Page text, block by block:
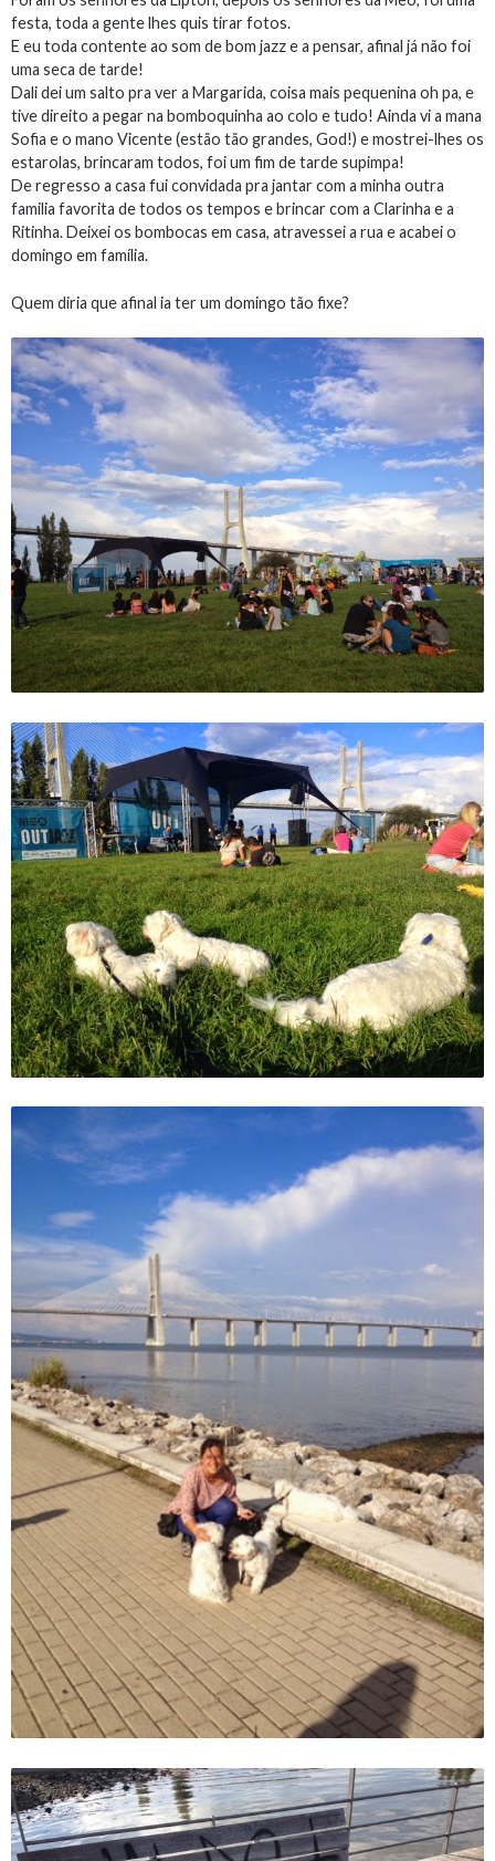
festa, toda a gente lhes quis tirar fotos.
E eu toda contente ao som de bom jazz e a pensar, afinal já não foi
uma seca de tarde!
Dali dei um salto pra ver a Margarida, coisa mais pequenina oh pa, e
tive direito a pegar na bomboquinha ao colo e tudo! Ainda vi a mana
Sofia e o mano Vicente (estão tão grandes, God!) e mostrei-lhes os
estarolas, brincaram todos, foi um fim de tarde supimpa!
De regresso a casa fui convidada pra jantar com a minha outra
familia favorita de todos os tempos e brincar com a Clarinha e a
Ritinha. Deixei os bombocas em casa, atravessei a rua e acabei o
domingo em família.
Quem diria que afinal ia ter um domingo tão fixe?